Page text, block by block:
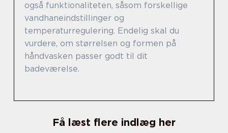
også funktionaliteten, såsom forskellige
vandhaneindstillinger og
temperaturregulering. Endelig skal du
vurdere, om størrelsen og formen på
håndvasken passer godt til dit
badeværelse.
Få læst flere indlæg her